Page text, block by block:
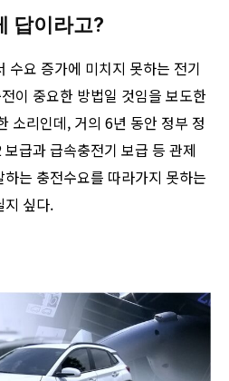
답이라고?
수요 증가에 미치지 못하는 전기
이 중요한 방법일 것임을 보도한
소리인데, 거의 6년 동안 정부 정
급과 급속충전기 보급 등 관제
는 충전수요를 따라가지 못하는
지 싶다.